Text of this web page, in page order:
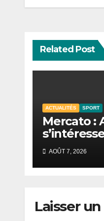
l’article
Related Post
ACTUALITÉS SPORT
Mercato :
Sénégalais
Guèye
AOÛT 7, 2026
Laisser